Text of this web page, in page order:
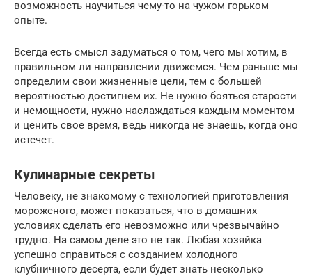
возможность научиться чему-то на чужом горьком
опыте.
Всегда есть смысл задуматься о том, чего мы хотим, в
правильном ли направлении движемся. Чем раньше мы
определим свои жизненные цели, тем с большей
вероятностью достигнем их. Не нужно бояться старости
и немощности, нужно наслаждаться каждым моментом
и ценить свое время, ведь никогда не знаешь, когда оно
истечет.
Кулинарные секреты
Человеку, не знакомому с технологией приготовления
мороженого, может показаться, что в домашних
условиях сделать его невозможно или чрезвычайно
трудно. На самом деле это не так. Любая хозяйка
успешно справиться с созданием холодного
клубничного десерта, если будет знать несколько